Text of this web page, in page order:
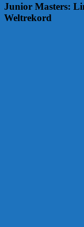
Junior Masters:
Weltrekord